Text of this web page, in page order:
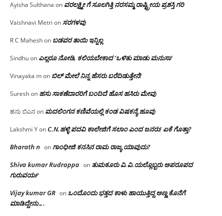
Ayisha Sulthana on ವರಲಕ್ಷ್ಮೀ ಗೆ ಸೂಲಗಿತ್ತಿ ನರಸಮ್ಮ‌ ರಾಷ್ಟ್ರೀಯ ಪ್ರಶಸ್ತಿ ಗರಿ
Vaishnavi Metri onಸರಗಳವು
R C Maheshon ಬಡವರ ತಾಯಿ ಇನ್ನಿಲ್ಲ
Sindhuon ಎಲ್ಲರೂ ನೋಡಿ, ಕಲಿಯಬೇಕಾದ ‘ಒಳಿತು ಮಾಡು ಮನುಸಾ’
Vinayaka mon ಬಿಲ್ ಮೇಲೆ ನಿನ್ನ ಹೆಸರು ಬರೆದಿಡುತ್ತೇನೆ!
Sureshon ಹಸು ಸಾಕಣೆದಾರರಿಗೆ ಬಂದಿದೆ ಹೊಸ ಹಸಿರು ಮೇವು
ಹನು ಬಿಎನon ಮದಲಿಂಗನ ಕಣಿವೆಯಲ್ಲಿ ಕಂಡ ವಿಷಕನ್ಯೆ ಹೂವು
Lakshmi YonC.N.ಹಳ್ಳಿ ಪದವಿ ಕಾಲೇಜಿಗೆ ಸಲಾಂ‌ ಎಂದ ಜನರು! ಏಕೆ ಗೊತ್ತಾ?
Bharath n onಗಾಂಧೀಜಿ ಕನಸಿನ ರಾಮ ರಾಜ್ಯ ಯಾವುದು?
Shiva kumar Rudrappa on ತುಮಕೂರು‌ ವಿ.ವಿ.ಯಲ್ಲೊಬ್ಬರು ಅಪರೂಪದ
ಗುರುವರ್ಯ
Vijay kumar GR on ಒಂದೊಂದು ಭತ್ತದ ಕಾಳು ಹಾಯುತ್ತಿದ್ದ ಅಣ್ಣ ಕೊನೆಗೆ
ಮಾಡಿದ್ದೇನು….